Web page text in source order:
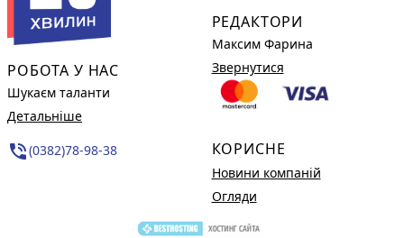
РОБОТА У НАС
Шукаєм таланти
Детальніше
phone_in_talk(0382)78-98-38
РЕДАКТОРИ
Максим Фарина
Звернутися
КОРИСНЕ
Новини компаній
Огляди